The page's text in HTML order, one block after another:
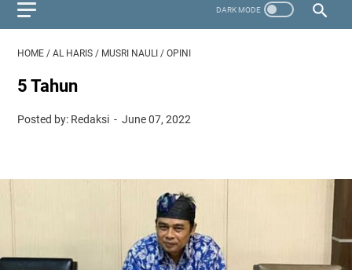
HOME / AL HARIS / MUSRI NAULI / OPINI
5 Tahun
Posted by: Redaksi June 07, 2022